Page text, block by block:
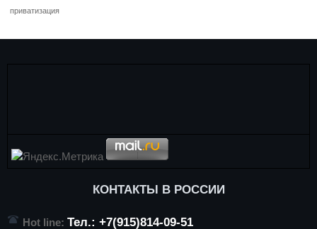
приватизация
КОНТАКТЫ В РОССИИ
Hot line: Тел.: +7(915)814-09-51